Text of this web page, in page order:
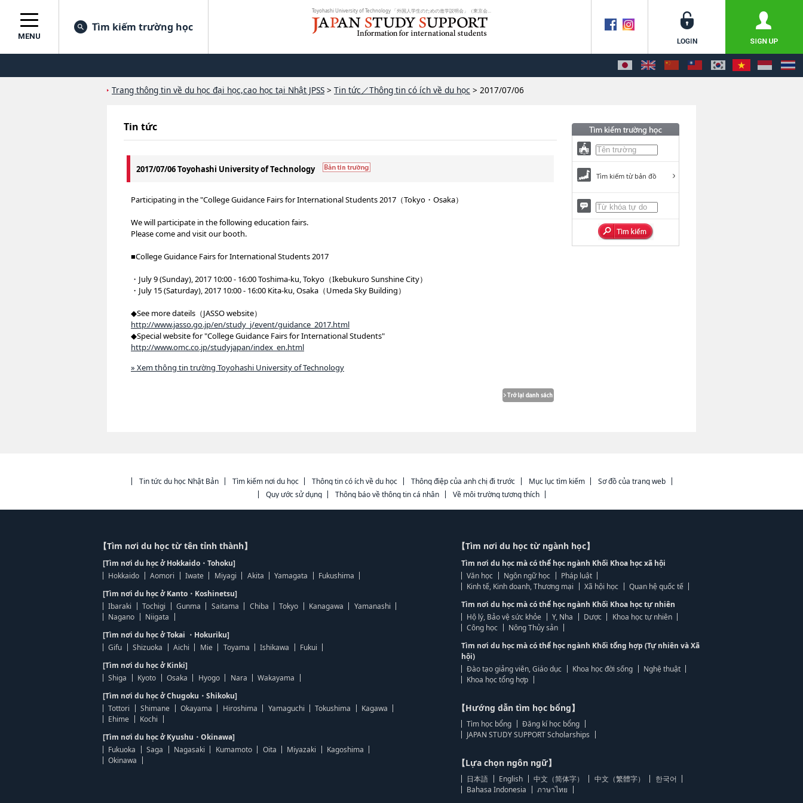
Toyohashi University of Technology 「外国人学生のための進学説明会」（東京会...
MENU
Tìm kiếm trường học
Trang thông tin về du học đại học,cao học tại Nhật JPSS > Tin tức／Thông tin có ích về du học > 2017/07/06
Tin tức
2017/07/06 Toyohashi University of Technology
Participating in the "College Guidance Fairs for International Students 2017（Tokyo・Osaka）
We will participate in the following education fairs.
Please come and visit our booth.
■College Guidance Fairs for International Students 2017
・July 9 (Sunday), 2017 10:00 - 16:00 Toshima-ku, Tokyo（Ikebukuro Sunshine City）
・July 15 (Saturday), 2017 10:00 - 16:00 Kita-ku, Osaka（Umeda Sky Building）
◆See more dateils（JASSO website）
http://www.jasso.go.jp/en/study_j/event/guidance_2017.html
◆Special website for "College Guidance Fairs for International Students"
http://www.omc.co.jp/studyjapan/index_en.html
» Xem thông tin trường Toyohashi University of Technology
Tìm kiếm từ bản đồ
Tin tức du học Nhật Bản Tìm kiếm nơi du học Thông tin có ích về du học Thông điệp của anh chị đi trước Mục lục tìm kiếm
Sơ đồ của trang web
Quy ước sử dụng
Thông báo về thông tin cá nhân Về môi trường tương thích
【Tìm nơi du học từ tên tỉnh thành】
[Tìm nơi du học ở Hokkaido・Tohoku]
Hokkaido
Aomori Iwate Miyagi Akita Yamagata
Fukushima
[Tìm nơi du học ở Kanto・Koshinetsu]
Ibaraki
Tochigi Gunma Saitama Chiba Tokyo Kanagawa
Yamanashi
Nagano
Niigata
[Tìm nơi du học ở Tokai ・Hokuriku]
Gifu
Shizuoka Aichi Mie Toyama Ishikawa
Fukui
[Tìm nơi du học ở Kinki]
Shiga
Kyoto Osaka Hyogo Nara
Wakayama
[Tìm nơi du học ở Chugoku・Shikoku]
Tottori
Shimane Okayama Hiroshima Yamaguchi Tokushima
Kagawa
Ehime
Kochi
[Tìm nơi du học ở Kyushu・Okinawa]
Fukuoka
Saga Nagasaki Kumamoto Oita Miyazaki
Kagoshima
Okinawa
【Tìm nơi du học từ ngành học】
Tìm nơi du học mà có thể học ngành Khối Khoa học xã hội
Văn học
Ngôn ngữ học
Pháp luật
Kinh tế, Kinh doanh, Thương mại
Xã hội học
Quan hệ quốc tế
Tìm nơi du học mà có thể học ngành Khối Khoa học tự nhiên
Hộ lý, Bảo vệ sức khỏe
Y, Nha Dược
Khoa học tự nhiên
Công học
Nông Thủy sản
Tìm nơi du học mà có thể học ngành Khối tổng hợp (Tự nhiên và Xã
hội)
Đào tạo giảng viên, Giáo dục
Khoa học đời sống
Nghệ thuật
Khoa học tổng hợp
【Hướng dẫn tìm học bổng】
Tìm học bổng
Đăng kí học bổng
JAPAN STUDY SUPPORT Scholarships
【Lựa chọn ngôn ngữ】
日本語 English 中文（简体字） 中文（繁體字）
한국어
Bahasa Indonesia
ภาษาไทย